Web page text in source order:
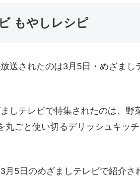
しレシピ
ウィッチ